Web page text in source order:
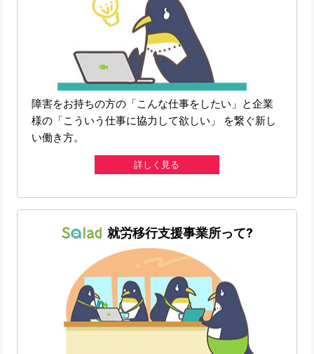
障害をお持ちの方の「こんな仕事をしたい」と企業
様の「こういう仕事に協力して欲しい」 を繋ぐ新し
い働き方。
詳しく見る
就労移行支援事業所って?